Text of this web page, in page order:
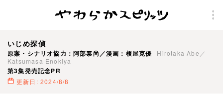
いじめ探偵
原案・シナリオ協力：阿部泰尚／漫画：榎屋克優
Hirotaka Abe／
Katsumasa Enokiya
第3集発売記念PR
更新日: 2024/8/8